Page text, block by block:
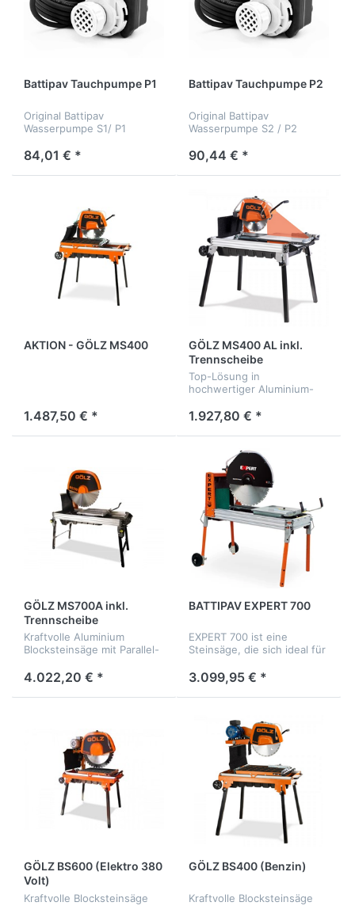
Battipav Tauchpumpe P1
Original Battipav
Wasserpumpe S1/ P1
84,01 € *
Battipav Tauchpumpe P2
Original Battipav
Wasserpumpe S2 / P2
90,44 € *
AKTION - GÖLZ MS400
1.487,50 € *
GÖLZ MS400 AL inkl.
Trennscheibe
Top-Lösung in
hochwertiger Aluminium-
1.927,80 € *
GÖLZ MS700A inkl.
Trennscheibe
Kraftvolle Aluminium
Blocksteinsäge mit Parallel-
4.022,20 € *
BATTIPAV EXPERT 700
EXPERT 700 ist eine
Steinsäge, die sich ideal für
3.099,95 € *
GÖLZ BS600 (Elektro 380
Volt)
Kraftvolle Blocksteinsäge
GÖLZ BS400 (Benzin)
Kraftvolle Blocksteinsäge